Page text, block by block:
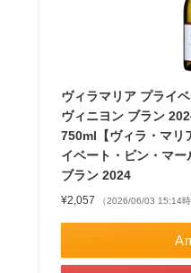
ヴィラマリア プライ
ヴィニヨン ブラン
750ml【ヴィラ・マリ
イベート・ビン・マー
ブラン 2024
¥2,057 （2026/06/03 15:14